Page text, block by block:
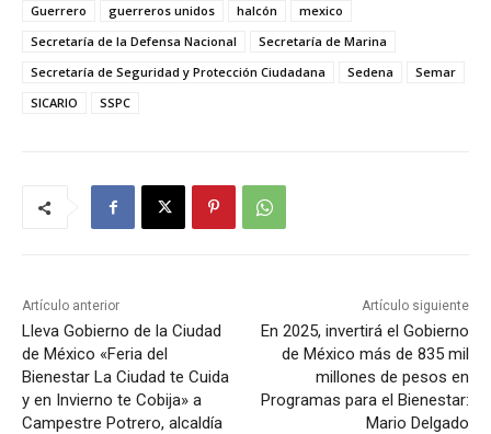
Guerrero
guerreros unidos halcón
mexico
Secretaría de la Defensa Nacional
Secretaría de Marina
Secretaría de Seguridad y Protección Ciudadana
Sedena
Semar
SICARIO
SSPC
Artículo anterior
Lleva Gobierno de la Ciudad
de México «Feria del
Bienestar La Ciudad te Cuida
y en Invierno te Cobija» a
Campestre Potrero, alcaldía
Artículo siguiente
En 2025, invertirá el Gobierno
de México más de 835 mil
millones de pesos en
Programas para el Bienestar:
Mario Delgado